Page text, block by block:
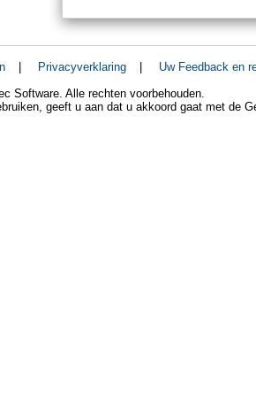
| Privacyverklaring |
Uw Feedback en
Software. Alle rechten voorbehouden.
geeft u aan dat u akkoord gaat met de